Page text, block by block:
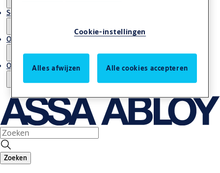
Service en onderhoud
Onze expertise
Over ons
Zoeken
Cookie-instellingen
Alles afwijzen Alle cookies accepteren